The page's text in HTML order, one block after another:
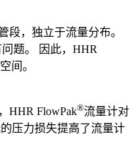
段，独立于流量分布。
题。 因此，HHR
间。
HHR FlowPak®流量计对
压力损失提高了流量计